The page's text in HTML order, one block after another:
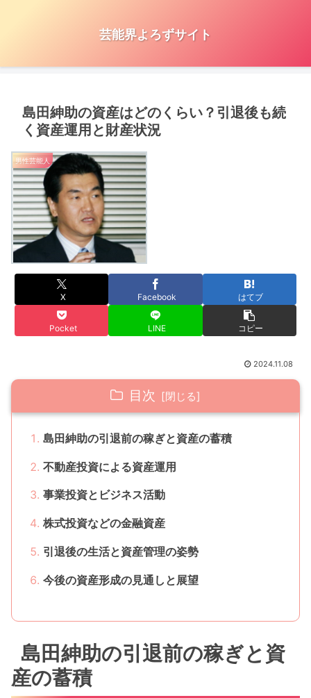
芸能界よろずサイト
島田紳助の資産はどのくらい？引退後も続
く資産運用と財産状況
男性芸能人
X Facebook はてブ
Pocket LINE コピー
2024.11.08
目次
島田紳助の引退前の稼ぎと資産の蓄積
不動産投資による資産運用
事業投資とビジネス活動
株式投資などの金融資産
引退後の生活と資産管理の姿勢
今後の資産形成の見通しと展望
島田紳助の引退前の稼ぎと資
産の蓄積